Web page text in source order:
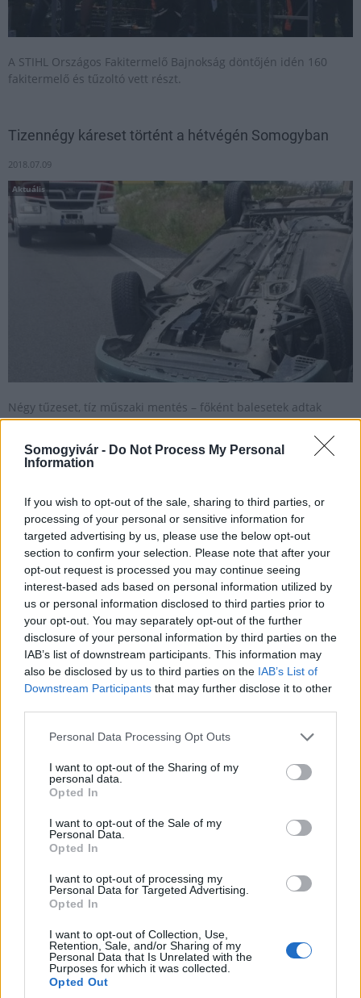
Somogyivár - Do Not Process My Personal
Information
If you wish to opt-out of the sale, sharing to third parties, or
processing of your personal or sensitive information for
targeted advertising by us, please use the below opt-out
section to confirm your selection. Please note that after your
opt-out request is processed you may continue seeing
interest-based ads based on personal information utilized by
us or personal information disclosed to third parties prior to
your opt-out. You may separately opt-out of the further
disclosure of your personal information by third parties on the
IAB’s list of downstream participants. This information may
also be disclosed by us to third parties on the IAB’s List of
Downstream Participants that may further disclose it to other
Please note that this website/app uses one or more Google
not limited to your visit or usage behaviour. You may click to
grant or deny consent to Google and its third-party tags to
use your data for below specified purposes in below Google
consent section.
Personal Data Processing Opt Outs
I want to opt-out of the Sharing of my
personal data.
Opted In
I want to opt-out of the Sale of my
Personal Data.
Opted In
I want to opt-out of processing my
Personal Data for Targeted Advertising.
Opted In
I want to opt-out of Collection, Use,
Retention, Sale, and/or Sharing of my
Personal Data that Is Unrelated with the
Purposes for which it was collected.
Opted Out
A STIHL Országos Fakitermelő Bajnokság döntőjén idén 160
fakitermelő és tűzoltó vett részt.
Tizennégy káreset történt a hétvégén Somogyban
2018.07.09
Aktuális
Négy tűzeset, tíz műszaki mentés – főként balesetek adtak
munkát a somogyi tűzoltóknak a hétvége folyamán.
tűzoltók
2018.06.10
Aktuális
Somogyban folytatódott a STIHL Országos Fakitermelő
Bajnokság szombaton. Ropoly-pusztán kiderült, hogy melyik
újabb hat csapat jutott be a szeptember 8-i országos döntőbe.
Alkotói pályázatot hirdet gyerekeknek az Országos
Tűzmegelőzési Bizottság
2018.03.07